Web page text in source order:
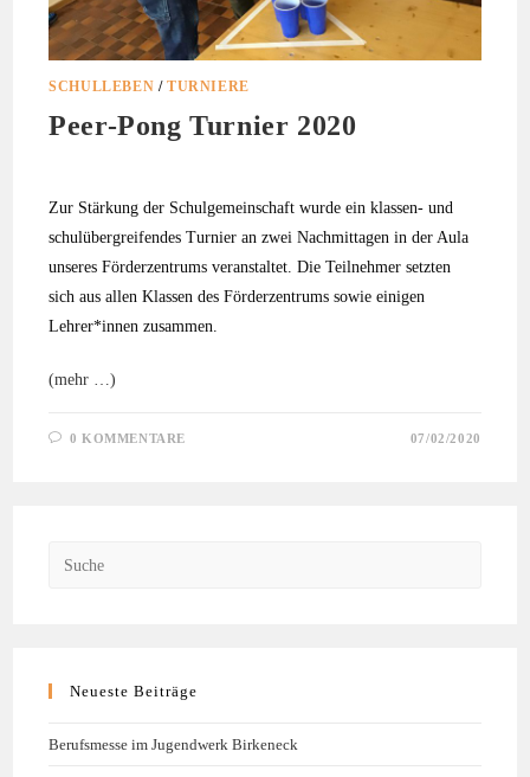
SCHULLEBEN /TURNIERE
Peer-Pong Turnier 2020
Zur Stärkung der Schulgemeinschaft wurde ein klassen- und
schulübergreifendes Turnier an zwei Nachmittagen in der Aula
unseres Förderzentrums veranstaltet. Die Teilnehmer setzten
sich aus allen Klassen des Förderzentrums sowie einigen
Lehrer*innen zusammen.
(mehr …)
0 KOMMENTARE 07/02/2020
Neueste Beiträge
Berufsmesse im Jugendwerk Birkeneck